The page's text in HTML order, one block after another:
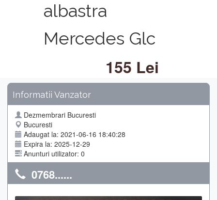
albastra
Mercedes Glc
155 Lei
Informatii Vanzator
Dezmembrari Bucuresti
Bucuresti
Adaugat la: 2021-06-16 18:40:28
Expira la: 2025-12-29
Anunturi utilizator: 0
0768......